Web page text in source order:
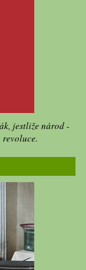
jestliže národ -
revoluce.